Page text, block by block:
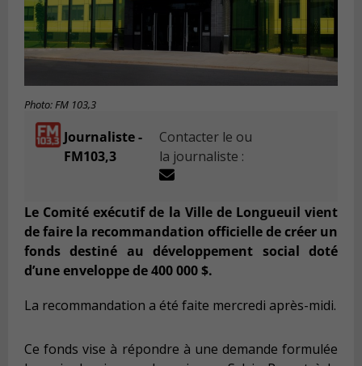
Photo: FM 103,3
Journaliste -
FM103,3
Contacter le ou
la journaliste :
Le Comité exécutif de la Ville de Longueuil vient
de faire la recommandation officielle de créer un
fonds destiné au développement social doté
d’une enveloppe de 400 000 $.
La recommandation a été faite mercredi après-midi.
Ce fonds vise à répondre à une demande formulée